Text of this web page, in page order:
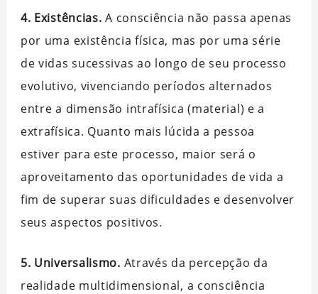
4. Existências. A consciência não passa apenas
por uma existência física, mas por uma série
de vidas sucessivas ao longo de seu processo
evolutivo, vivenciando períodos alternados
entre a dimensão intrafísica (material) e a
extrafísica. Quanto mais lúcida a pessoa
estiver para este processo, maior será o
aproveitamento das oportunidades de vida a
fim de superar suas dificuldades e desenvolver
seus aspectos positivos.
5. Universalismo. Através da percepção da
realidade multidimensional, a consciência